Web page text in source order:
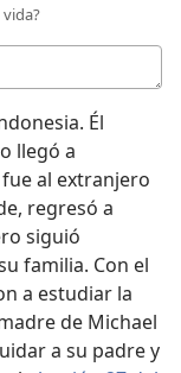
Él
llegó a
al extranjero
regresó a
siguió
familia. Con el
a estudiar la
de Michael
a su padre y